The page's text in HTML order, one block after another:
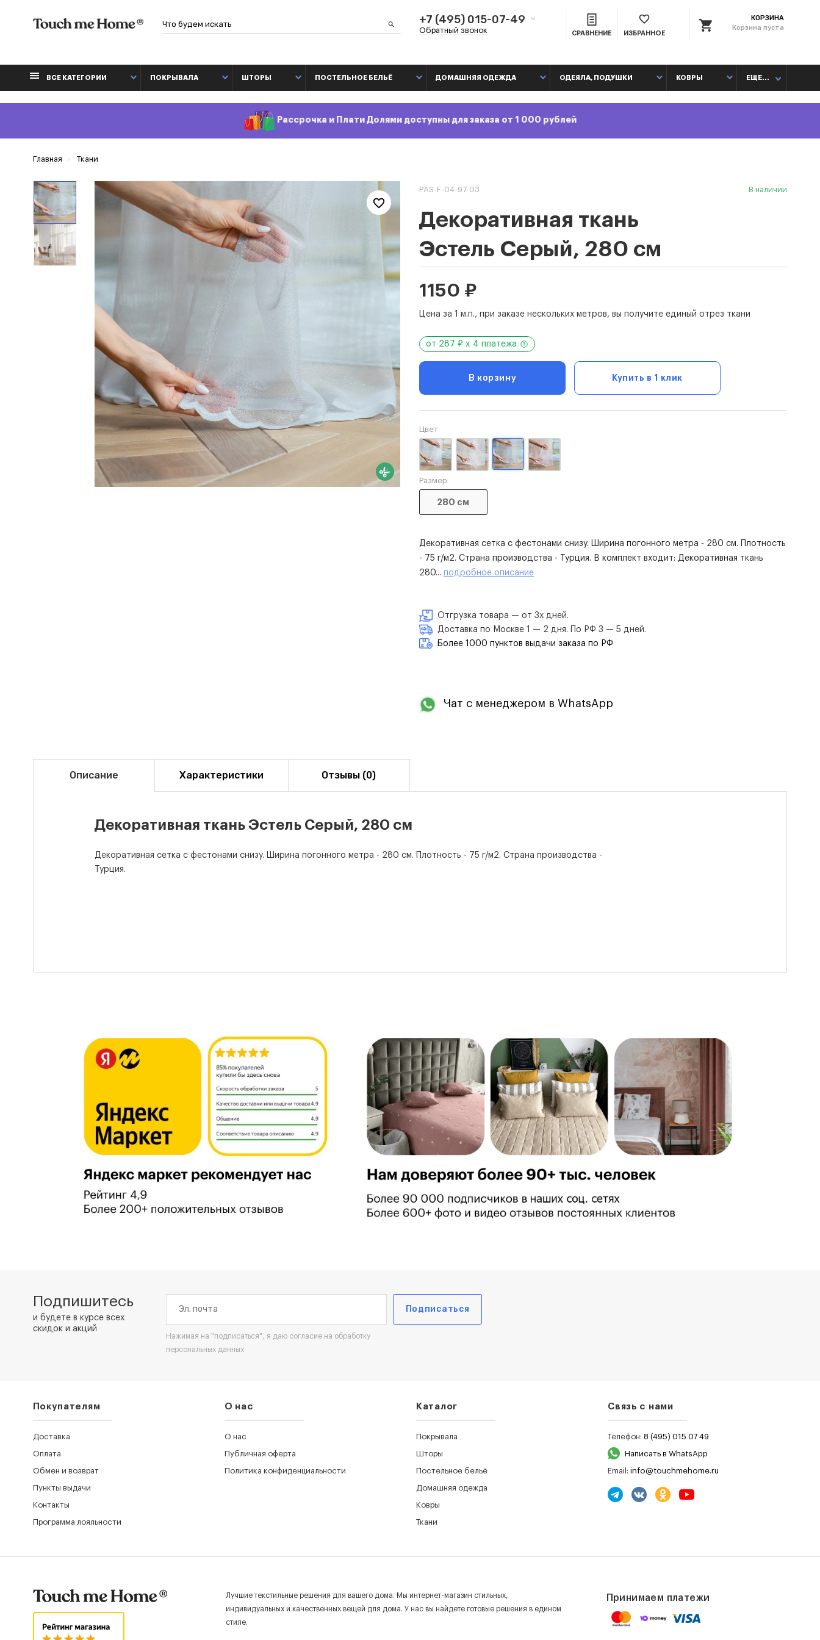
+7 (495) 015-07-49
Обратный звонок СРАВНЕНИЕ ИЗБРАННОЕ
КОРЗИНА
Корзина пуста
ВСЕ КАТЕГОРИИ ПОКРЫВАЛА ШТОРЫ ПОСТЕЛЬНОЕ БЕЛЬЁ ДОМАШНЯЯ ОДЕЖДА ОДЕЯЛА, ПОДУШКИ КОВРЫ ЕЩЕ...
Рассрочка и Плати Долями доступны для заказа от 1 000 рублей
Главная Ткани
PAS-F-04-97-03
Декоративная ткань
Эстель Серый, 280 см
В наличии
1150 ₽
Цена за 1 м.п., при заказе нескольких метров, вы получите единый отрез ткани
от 287 ₽ x 4 платежа
В корзину Купить в 1 клик
Цвет
Размер
280 см
Декоративная сетка с фестонами снизу. Ширина погонного метра - 280 см. Плотность
- 75 г/м2. Страна производства - Турция. В комплект входит: Декоративная ткань
280... подробное описание
Отгрузка товара — от 3х дней.
Доставка по Москве 1 — 2 дня. По РФ 3 — 5 дней.
Более 1000 пунктов выдачи заказа по РФ
Чат с менеджером в WhatsApp
Описание Характеристики Отзывы (0)
Декоративная ткань Эстель Серый, 280 см
Декоративная сетка с фестонами снизу. Ширина погонного метра - 280 см. Плотность - 75 г/м2. Страна производства -
Турция.
Подпишитесь
и будете в курсе всех
скидок и акций
Нажимая на "подписаться", я даю согласие на обработку
персональных данных
Подписаться
Покупателям
Доставка
Оплата
Обмен и возврат
Пункты выдачи
Контакты
Программа лояльности
О нас
О нас
Публичная оферта
Политика конфиденциальности
Каталог
Покрывала
Шторы
Постельное бельё
Домашняя одежда
Ковры
Ткани
Связь с нами
Телефон:8 (495) 015 07 49
Написать в WhatsApp
Email:info@touchmehome.ru
Принимаем платежи
Лучшие текстильные решения для вашего дома. Мы интернет-магазин стильных,
индивидуальных и качественных вещей для дома. У нас вы найдете готовые решения в едином
стиле.